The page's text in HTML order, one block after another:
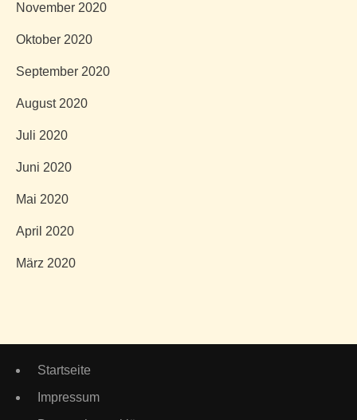
November 2020
Oktober 2020
September 2020
August 2020
Juli 2020
Juni 2020
Mai 2020
April 2020
März 2020
Startseite
Impressum